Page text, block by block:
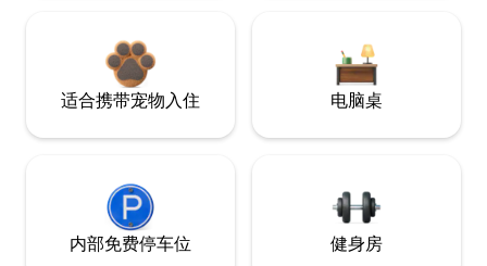
适合携带宠物入住 电脑桌
内部免费停车位 健身房